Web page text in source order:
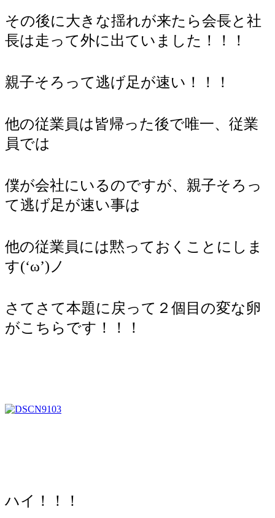
その後に大きな揺れが来たら会長と社
長は走って外に出ていました！！！
親子そろって逃げ足が速い！！！
他の従業員は皆帰った後で唯一、従業
員では
僕が会社にいるのですが、親子そろっ
て逃げ足が速い事は
他の従業員には黙っておくことにしま
す(‘ω’)ノ
さてさて本題に戻って２個目の変な卵
がこちらです！！！
ハイ！！！